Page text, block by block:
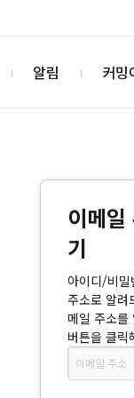
알림 커밍
이메
기
아이디/비밀
주소로 알려
메일 주소
버튼을 클릭